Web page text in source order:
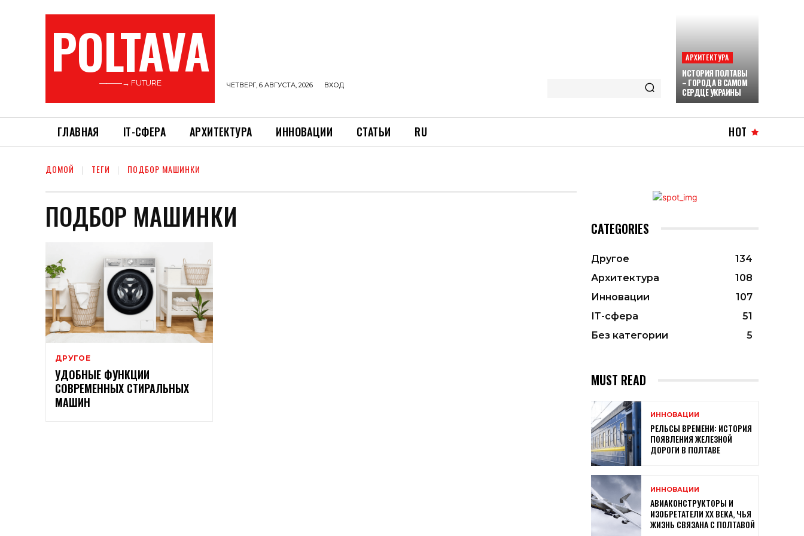
POLTAVA
———→ FUTURE ЧЕТВЕРГ, 6 АВГУСТА, 2026 ВХОД
АРХИТЕКТУРА
ИСТОРИЯ ПОЛТАВЫ
– ГОРОДА В САМОМ
СЕРДЦЕ УКРАИНЫ
ГЛАВНАЯ ІТ-СФЕРА АРХИТЕКТУРА ИННОВАЦИИ СТАТЬИ RU HOT
ДОМОЙ ТЕГИ ПОДБОР МАШИНКИ
ПОДБОР МАШИНКИ
ДРУГОЕ
УДОБНЫЕ ФУНКЦИИ
СОВРЕМЕННЫХ СТИРАЛЬНЫХ
МАШИН
CATEGORIES
Другое
134
Архитектура
108
Инновации
107
ІТ-сфера
51
Без категории
5
MUST READ
ИННОВАЦИИ
РЕЛЬСЫ ВРЕМЕНИ: ИСТОРИЯ
ПОЯВЛЕНИЯ ЖЕЛЕЗНОЙ
ДОРОГИ В ПОЛТАВЕ
ИННОВАЦИИ
АВИАКОНСТРУКТОРЫ И
ИЗОБРЕТАТЕЛИ XX ВЕКА, ЧЬЯ
ЖИЗНЬ СВЯЗАНА С ПОЛТАВОЙ